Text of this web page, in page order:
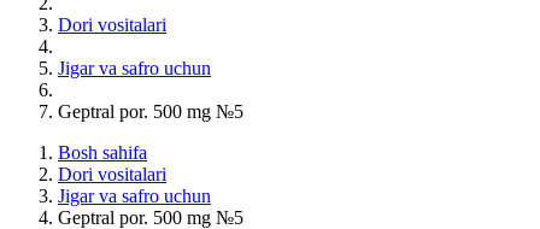
Dori vositalari
Jigar va safro uchun
Geptral por. 500 mg №5
Bosh sahifa
Dori vositalari
Jigar va safro uchun
Geptral por. 500 mg №5